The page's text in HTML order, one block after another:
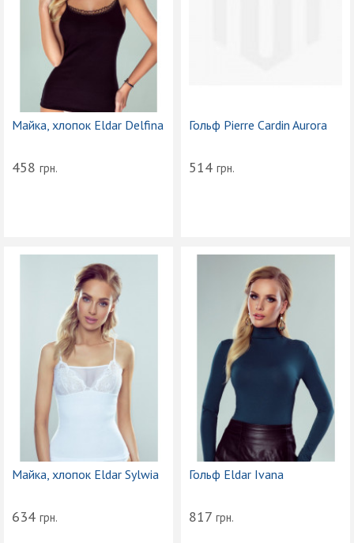
Майка, хлопок Eldar Delfina
458 грн.
Гольф Pierre Cardin Aurora
514 грн.
Майка, хлопок Eldar Sylwia
634 грн.
Гольф Eldar Ivana
817 грн.